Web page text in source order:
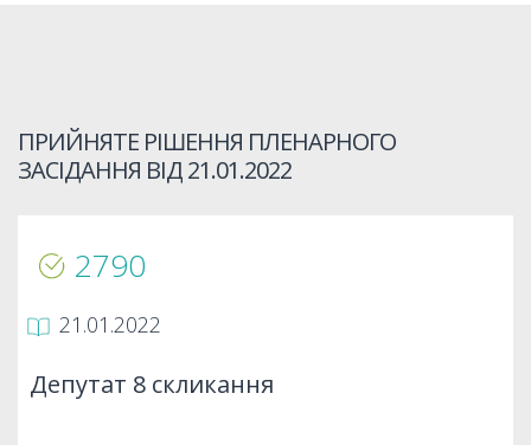
ПРИЙНЯТЕ РІШЕННЯ ПЛЕНАРНОГО
ЗАСІДАННЯ ВІД21.01.2022
2790
21.01.2022
Депутат 8 скликання